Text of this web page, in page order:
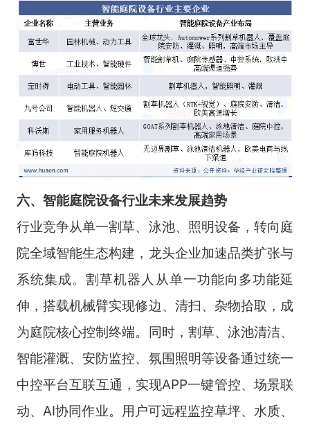
六、智能庭院设备行业未来发展趋势
行业竞争从单一割草、泳池、照明设备，转向庭
院全域智能生态构建，龙头企业加速品类扩张与
系统集成。割草机器人从单一功能向多功能延
伸，搭载机械臂实现修边、清扫、杂物拾取，成
为庭院核心控制终端。同时，割草、泳池清洁、
智能灌溉、安防监控、氛围照明等设备通过统一
中控平台互联互通，实现APP一键管控、场景联
动、AI协同作业。用户可远程监控草坪、水质、